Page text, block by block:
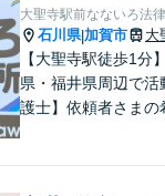
大聖寺駅前なないろ法
石川県|加賀市 大
【大聖寺駅徒歩1分
県・福井県周辺で活
護士】依頼者さまの